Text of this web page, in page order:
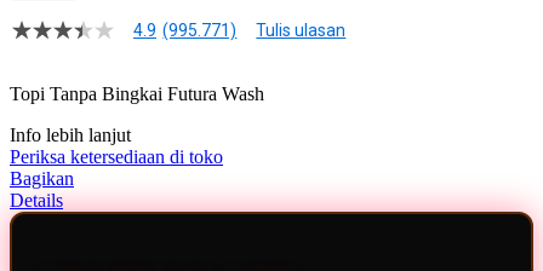
4.9
bintang,
rating
rata-
rata.
Read
13
4.9 (995.771) Tulis ulasan
Topi Tanpa Bingkai Futura Wash
Info lebih lanjut
Periksa ketersediaan di toko
Bagikan
Details